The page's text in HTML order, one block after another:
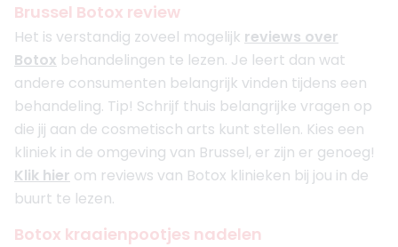
Brussel Botox review
Het is verstandig zoveel mogelijk reviews over
Botox behandelingen te lezen. Je leert dan wat
andere consumenten belangrijk vinden tijdens een
behandeling. Tip! Schrijf thuis belangrijke vragen op
die jij aan de cosmetisch arts kunt stellen. Kies een
kliniek in de omgeving van Brussel, er zijn er genoeg!
Klik hier om reviews van Botox klinieken bij jou in de
buurt te lezen.
Botox kraaienpootjes nadelen